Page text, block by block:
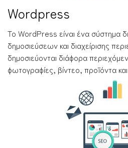
Wordpress
Το WordPress είναι ένα σύστημα
δημοσιεύσεων και διαχείρισης
δημοσιεύονται διάφορα
φωτογραφίες, βίντεο, προϊόντα